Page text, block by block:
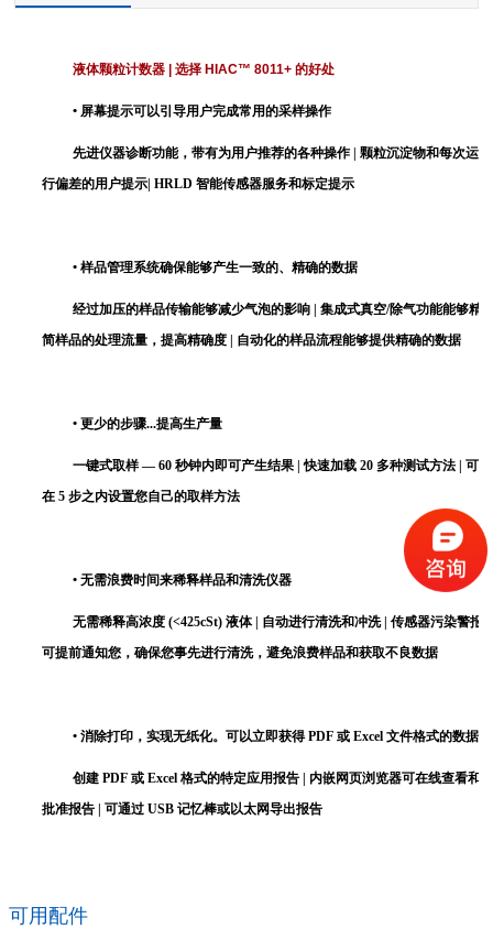
液体颗粒计数器 |选择 HIAC™ 8011+的好处
• 屏幕提示可以引导用户完成常用的采样操作
先进仪器诊断功能，带有为用户推荐的各种操作 | 颗粒沉淀物和每次运
行偏差的用户提示| HRLD 智能传感器服务和标定提示
• 样品管理系统确保能够产生一致的、精确的数据
经过加压的样品传输能够减少气泡的影响 | 集成式真空/除气功能能够精
简样品的处理流量，提高精确度 | 自动化的样品流程能够提供精确的数据
• 更少的步骤...提高生产量
一键式取样 — 60 秒钟内即可产生结果 | 快速加载 20 多种测试方法 | 可
在 5 步之内设置您自己的取样方法
• 无需浪费时间来稀释样品和清洗仪器
无需稀释高浓度 (<425cSt) 液体 | 自动进行清洗和冲洗 | 传感器污染警报
可提前通知您，确保您事先进行清洗，避免浪费样品和获取不良数据
• 消除打印，实现无纸化。可以立即获得 PDF 或 Excel 文件格式的数据
创建 PDF 或 Excel 格式的特定应用报告 | 内嵌网页浏览器可在线查看和
批准报告 | 可通过 USB 记忆棒或以太网导出报告
可用配件